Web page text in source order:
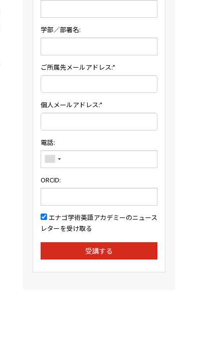
学部／部署名:
ご所属先メールアドレス:*
個人メールアドレス:*
電話:
ORCID:
エナゴ学術英語アカデミーのニュース
レターを受け取る
受講する